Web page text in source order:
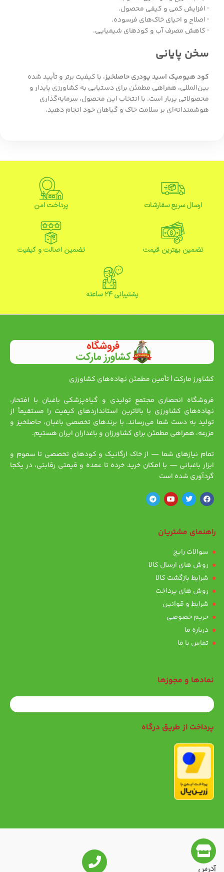
· افزایش کمی و کیفی محصول.
· اصلاح و احیای خاک‌های فرسوده.
· کاهش مصرف آب و کودهای شیمیایی.
سخن پایانی
کود هیومیک اسید پودری حاصلخیز، با کیفیت برتر و تأیید شده
بین‌المللی، همراهی مطمئن برای دستیابی به کشاورزی پایدار و
محصولاتی پربار است. با انتخاب این محصول، سرمایه‌گذاری
هوشمندانه‌ای بر سلامت خاک و گیاهان خود انجام دهید.
ارسال سریع سفارشات پرداخت امن
تضمین بهترین قیمت تضمین اصالت و کیفیت
پشتیبانی ۲۴ ساعته
کشاورز مارکت | تأمین مطمئن نهاده‌های کشاورزی
فروشگاه انحصاری مجتمع تولیدی و گیاه‌پزشکی باغبان با افتخار،
نهاده‌های کشاورزی با بالاترین استانداردهای کیفیت را مستقیماً از
تولید به دست شما می‌رساند. با برندهای تخصصی باغبان، حاصلخیز و
مزرعه، همراهی مطمئن برای کشاورزان و باغداران ایران هستیم.
تمام نیازهای شما — از خاک ارگانیک و کودهای تخصصی تا سموم و
ابزار باغبانی — با امکان خرید خرده تا عمده و قیمتی رقابتی، در یکجا
گردآوری شده است
راهنمای مشتریان
سوالات رایج
روش های ارسال کالا
شرایط بازگشت کالا
روش های پرداخت
شرایط و قوانین
حریم خصوصی
درباره ما
تماس با ما
نمادها و مجوزها
پرداخت از طریق درگاه
آدرس